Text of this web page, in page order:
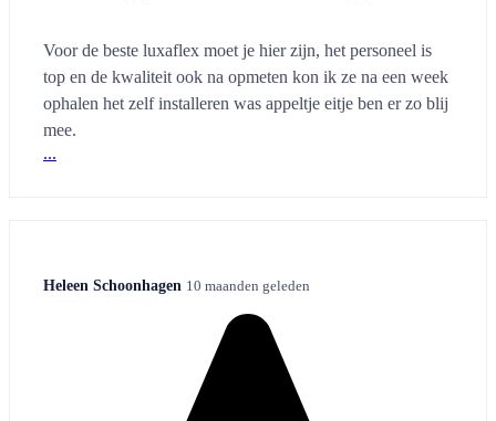
Voor de beste luxaflex moet je hier zijn, het personeel is
top en de kwaliteit ook na opmeten kon ik ze na een week
ophalen het zelf installeren was appeltje eitje ben er zo blij
mee.
...
Heleen Schoonhagen 10 maanden geleden